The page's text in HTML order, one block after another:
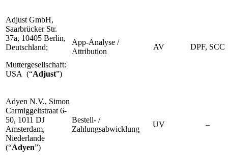
Adjust GmbH,
Saarbrücker Str.
37a, 10405 Berlin,
Deutschland;
Muttergesellschaft:
USA (“Adjust”)
App-Analyse /
Attribution
AV DPF, SCC
Adyen N.V., Simon
Carmiggeltstraat 6-
50, 1011 DJ
Amsterdam,
Niederlande
(“Adyen”)
Bestell- /
Zahlungsabwicklung
UV –